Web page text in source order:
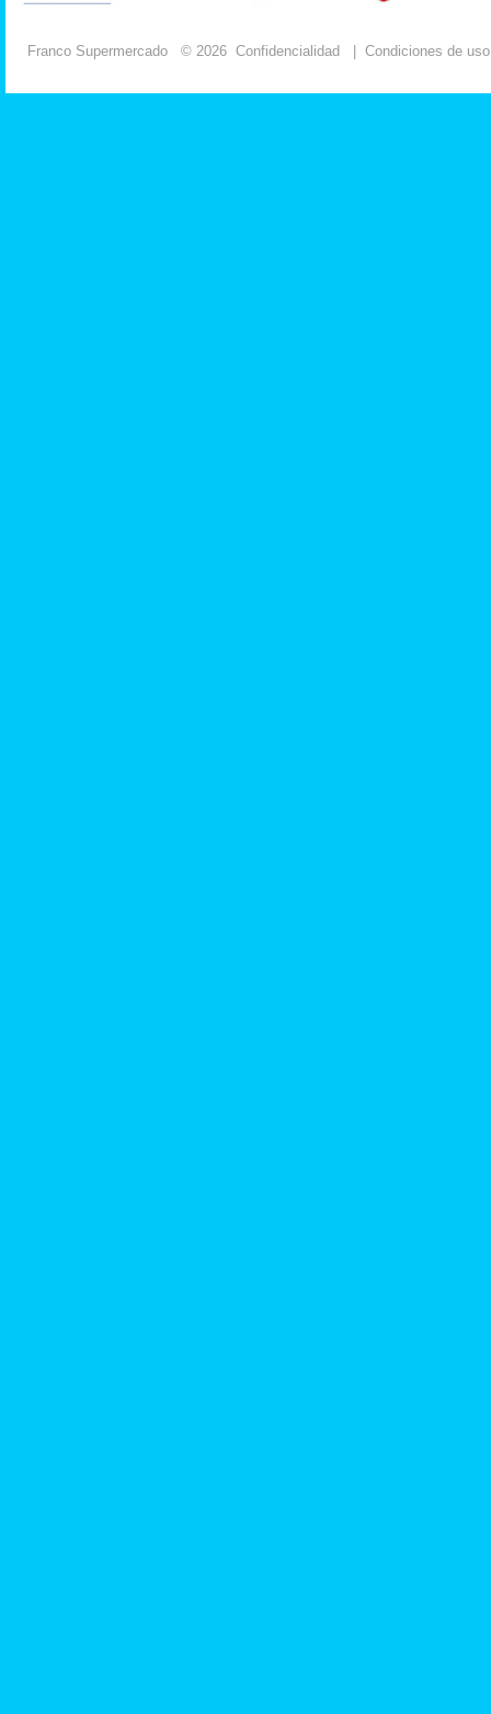
Franco Supermercado © 2026 Confidencialidad Condiciones de uso